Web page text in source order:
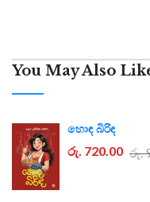
You May Also
හොඳ බිරිඳ
රු. 720.00 රු.